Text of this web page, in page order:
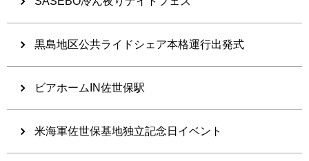
黒島地区公共ライドシェア本格運行出発式
ビアホームIN佐世保駅
米海軍佐世保基地独立記念日イベント